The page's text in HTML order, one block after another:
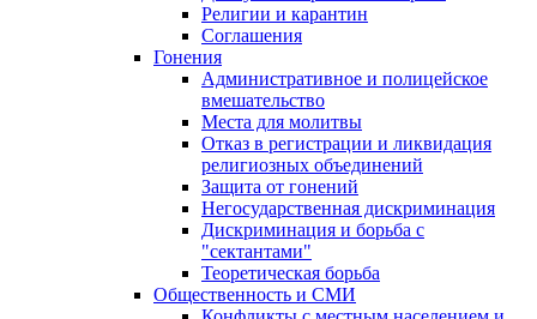
Религии и карантин
Соглашения
Гонения
Административное и полицейское
вмешательство
Места для молитвы
Отказ в регистрации и ликвидация
религиозных объединений
Защита от гонений
Негосударственная дискриминация
Дискриминация и борьба с
"сектантами"
Теоретическая борьба
Общественность и СМИ